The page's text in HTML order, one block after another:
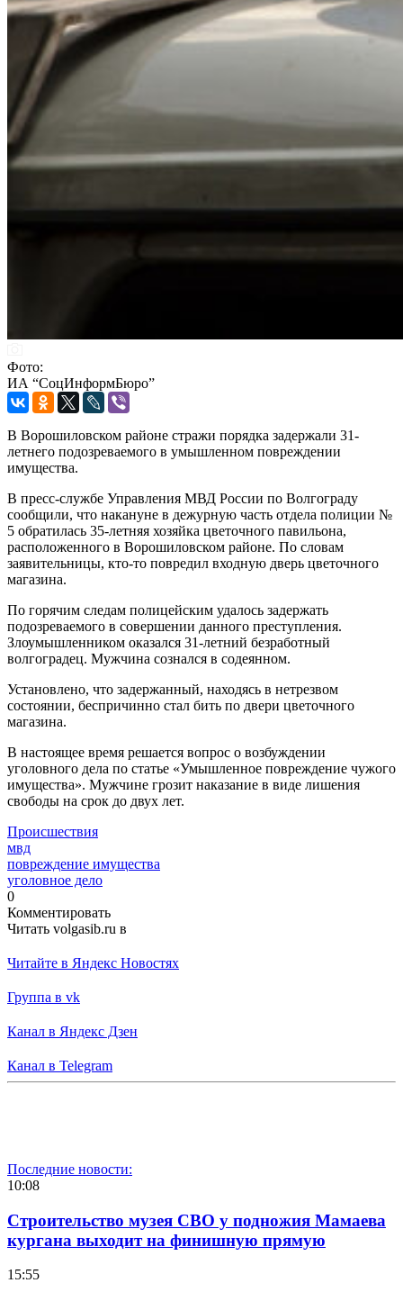
Фото:
ИА “СоцИнформБюро”
В Ворошиловском районе стражи порядка задержали 31-
летнего подозреваемого в умышленном повреждении
имущества.
В пресс-службе Управления МВД России по Волгограду
сообщили, что накануне в дежурную часть отдела полиции №
5 обратилась 35-летняя хозяйка цветочного павильона,
расположенного в Ворошиловском районе. По словам
заявительницы, кто-то повредил входную дверь цветочного
магазина.
По горячим следам полицейским удалось задержать
подозреваемого в совершении данного преступления.
Злоумышленником оказался 31-летний безработный
волгоградец. Мужчина сознался в содеянном.
Установлено, что задержанный, находясь в нетрезвом
состоянии, беспричинно стал бить по двери цветочного
магазина.
В настоящее время решается вопрос о возбуждении
уголовного дела по статье «Умышленное повреждение чужого
имущества». Мужчине грозит наказание в виде лишения
свободы на срок до двух лет.
Происшествия
мвд
повреждение имущества
уголовное дело
0
Комментировать
Читать volgasib.ru в
Читайте в Яндекс Новостях
Группа в vk
Канал в Яндекс Дзен
Канал в Telegram
Последние новости:
10:08
Строительство музея СВО у подножия Мамаева
кургана выходит на финишную прямую
15:55